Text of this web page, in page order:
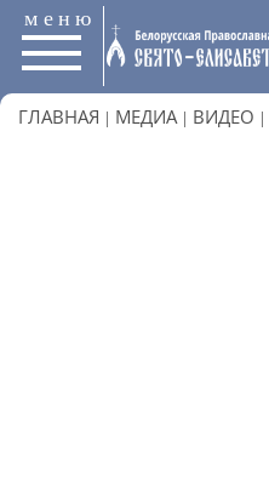
меню
ГЛАВНАЯ | МЕДИА | ВИДЕО |